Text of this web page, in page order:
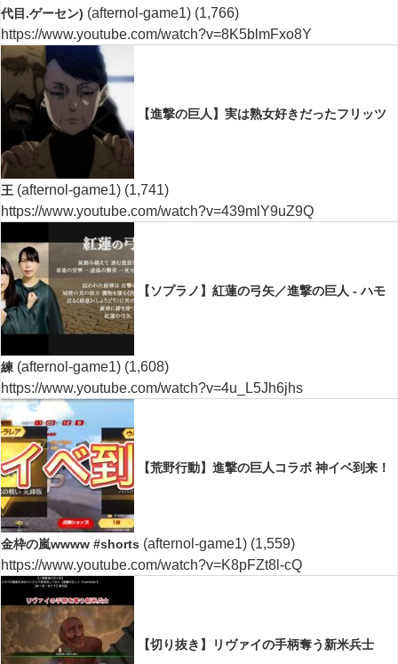
代目.ゲーセン) (afternol-game1) (1,766)
https://www.youtube.com/watch?v=8K5blmFxo8Y
【進撃の巨人】実は熟女好きだったフリッツ
王 (afternol-game1) (1,741)
https://www.youtube.com/watch?v=439mlY9uZ9Q
【ソプラノ】紅蓮の弓矢／進撃の巨人 - ハモ
練 (afternol-game1) (1,608)
https://www.youtube.com/watch?v=4u_L5Jh6jhs
【荒野行動】進撃の巨人コラボ 神イベ到来！
金枠の嵐wwww #shorts (afternol-game1) (1,559)
https://www.youtube.com/watch?v=K8pFZt8l-cQ
【切り抜き】リヴァイの手柄奪う新米兵士